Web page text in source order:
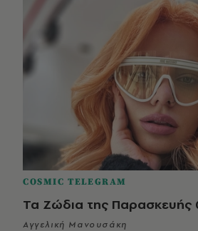
COSMIC TELEGRAM
Τα Ζώδια της Παρασκευής
Αγγελική Μανουσάκη